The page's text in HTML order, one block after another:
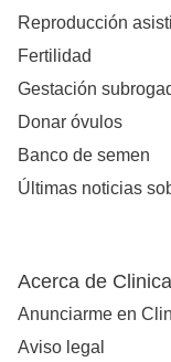
Reproducción
Fertilidad
Gestación
Donar óvulos
Banco de semen
Últimas noticias
Acerca de
Anunciarme en
Aviso legal